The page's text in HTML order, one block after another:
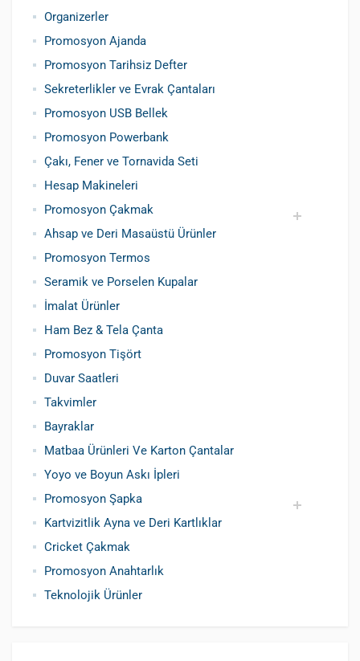
Organizerler
Promosyon Ajanda
Promosyon Tarihsiz Defter
Sekreterlikler ve Evrak Çantaları
Promosyon USB Bellek
Promosyon Powerbank
Çakı, Fener ve Tornavida Seti
Hesap Makineleri
Promosyon Çakmak
Siboplu Çakmak
Manyetolu Çakmak
Ahsap ve Deri Masaüstü Ürünler
Promosyon Termos
Seramik ve Porselen Kupalar
İmalat Ürünler
Ham Bez & Tela Çanta
Promosyon Tişört
Duvar Saatleri
Takvimler
Bayraklar
Matbaa Ürünleri Ve Karton Çantalar
Yoyo ve Boyun Askı İpleri
Promosyon Şapka
Pamuklu Şapka
Polyester Şapka
Baskılı Şapka Toptan
Kartvizitlik Ayna ve Deri Kartlıklar
Cricket Çakmak
Promosyon Anahtarlık
Teknolojik Ürünler